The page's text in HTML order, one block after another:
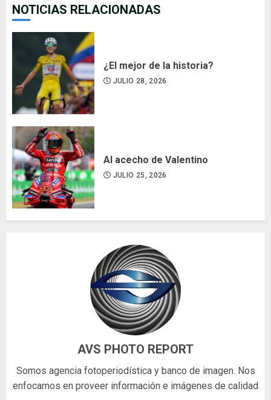
NOTICIAS RELACIONADAS
¿El mejor de la historia?
JULIO 28, 2026
Al acecho de Valentino
JULIO 25, 2026
AVS PHOTO REPORT
Somos agencia fotoperiodística y banco de imagen. Nos
enfocamos en proveer información e imágenes de calidad